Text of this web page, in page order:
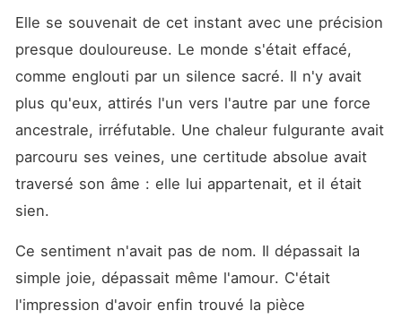
Elle se souvenait de cet instant avec une précision
presque douloureuse. Le monde s'était effacé,
comme englouti par un silence sacré. Il n'y avait
plus qu'eux, attirés l'un vers l'autre par une force
ancestrale, irréfutable. Une chaleur fulgurante avait
parcouru ses veines, une certitude absolue avait
traversé son âme : elle lui appartenait, et il était
sien.
Ce sentiment n'avait pas de nom. Il dépassait la
simple joie, dépassait même l'amour. C'était
l'impression d'avoir enfin trouvé la pièce